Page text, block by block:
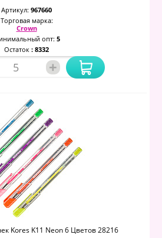
Артикул: 967660
Торговая марка:
Crown
опт: 5
Остаток : 8332
+
Kores K11 Neon 6 Цветов 28216